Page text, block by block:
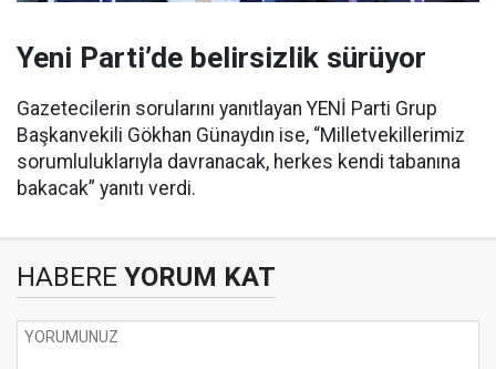
Yeni Parti’de belirsizlik sürüyor
Gazetecilerin sorularını yanıtlayan YENİ Parti Grup
Başkanvekili Gökhan Günaydın ise, “Milletvekillerimiz
sorumluluklarıyla davranacak, herkes kendi tabanına
bakacak” yanıtı verdi.
HABERE YORUM KAT